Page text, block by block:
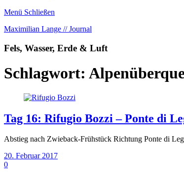
Menü Schließen
Maximilian Lange // Journal
Fels, Wasser, Erde & Luft
Schlagwort:
Tag 16: Rifugio Bozzi – Ponte di
Abstieg nach Zwieback-Frühstück Richtung Ponte di
20. Februar 2017
0